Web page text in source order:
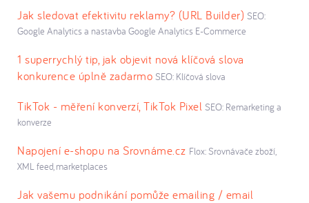
Jak sledovat efektivitu reklamy? (URL Builder) SEO:
Google Analytics a nastavba Google Analytics E-Commerce
1 superrychlý tip, jak objevit nová klíčová slova
konkurence úplně zadarmo SEO: Klíčová slova
TikTok - měření konverzí, TikTok Pixel SEO: Remarketing a
konverze
Napojení e-shopu na Srovnáme.cz Flox: Srovnávače zboží,
XML feed, marketplaces
Jak vašemu podnikání pomůže emailing / email